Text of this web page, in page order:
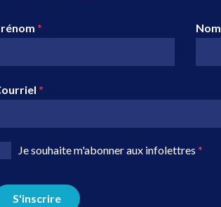
* Nom
*
Je souhaite m'abonner aux infolettres *
S'inscrire